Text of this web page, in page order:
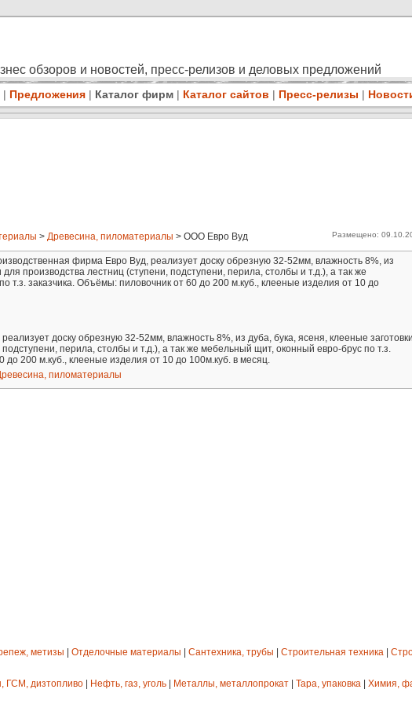
обзоров и новостей, пресс-релизов и деловых предложений
| Предложения | Каталог фирм | Каталог сайтов | Пресс-релизы |
> Древесина, пиломатериалы > ООО Евро Вуд Размещено:
фирма Евро Вуд, реализует доску обрезную 32-52мм, влажность 8%, из
для производства лестниц (ступени, подступени, перила, столбы и т.д.), а так же
т.з. заказчика. Объёмы: пиловочник от 60 до 200 м.куб., клееные изделия от 10 до
доску обрезную 32-52мм, влажность 8%, из дуба, бука, ясеня, клееные заготовки
перила, столбы и т.д.), а так же мебельный щит, оконный евро-брус по т.з.
до 200 м.куб., клееные изделия от 10 до 100м.куб. в месяц.
пиломатериалы
метизы Отделочные материалы Сантехника, трубы Строительная техника
ГСМ, дизтопливо Нефть, газ, уголь Металлы, металлопрокат Тара, упаковка Химия,